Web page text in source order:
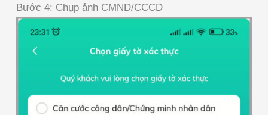
Bước 4: Chụp ảnh CMND/CCCD